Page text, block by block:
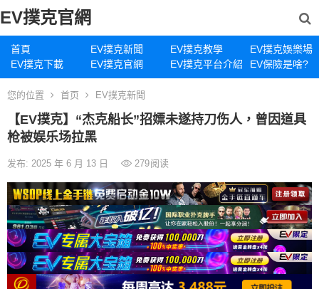
EV撲克官網
首頁 EV撲克新聞 EV撲克教學
EV撲克娛樂場
EV撲克下載
EV撲克官網 EV撲克平台介紹 EV保險是啥?
您的位置 首页 EV撲克新聞
【EV撲克】“杰克船长”招嫖未遂持刀伤人，曾因道具
枪被娱乐场拉黑
发布: 2025 年 6 月 13 日 279阅读